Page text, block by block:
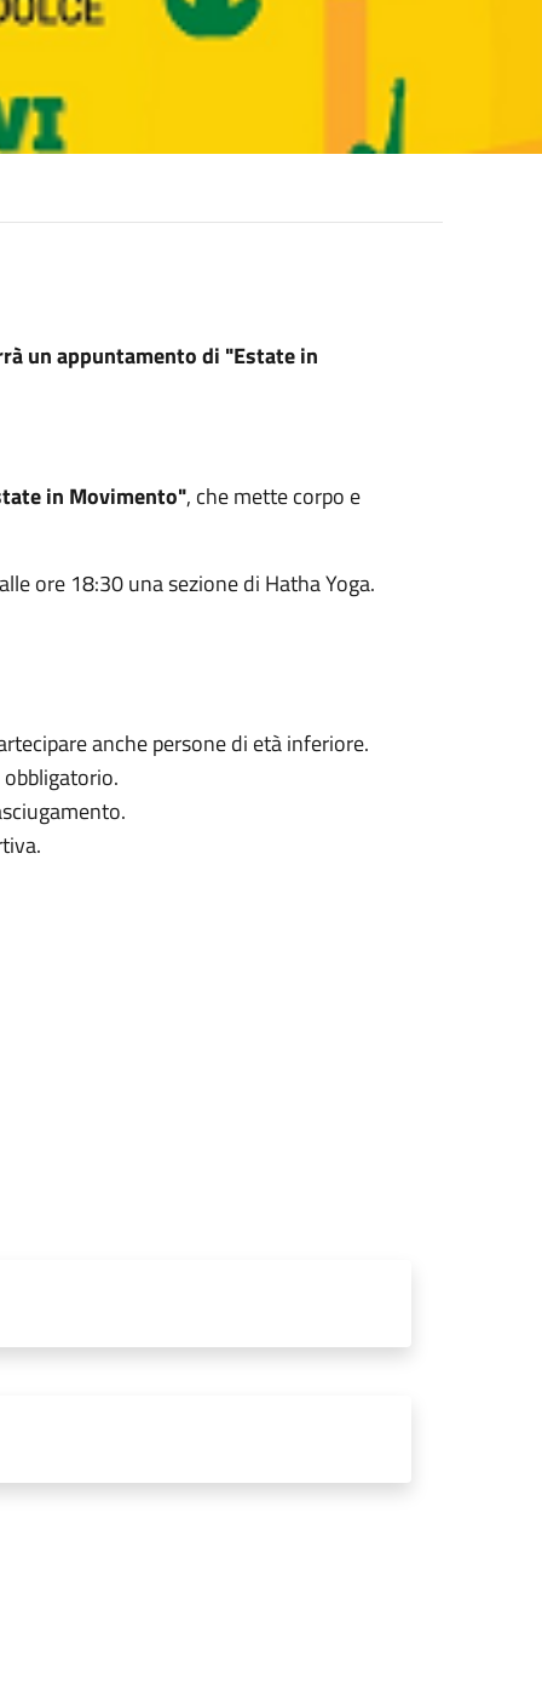
un appuntamento di "Estate in
in Movimento", che mette corpo e
ore 18:30 una sezione di Hatha Yoga.
anche persone di età inferiore.